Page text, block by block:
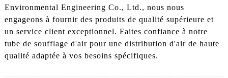
Environmental Engineering Co., Ltd., nous nous
engageons à fournir des produits de qualité supérieure et
un service client exceptionnel. Faites confiance à notre
tube de soufflage d'air pour une distribution d'air de haute
qualité adaptée à vos besoins spécifiques.